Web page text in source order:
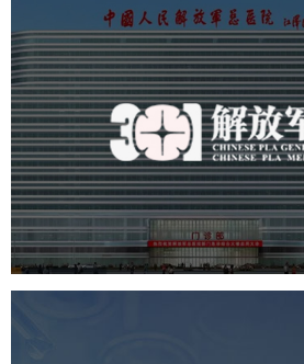
中国人民解放军总
院
医药医疗 医院 医院网站
中国医学科学院